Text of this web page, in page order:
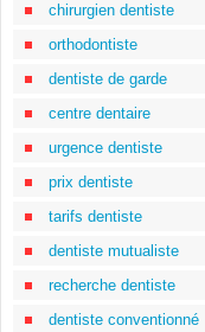
chirurgien dentiste
orthodontiste
dentiste de garde
centre dentaire
urgence dentiste
prix dentiste
tarifs dentiste
dentiste mutualiste
recherche dentiste
dentiste conventionné